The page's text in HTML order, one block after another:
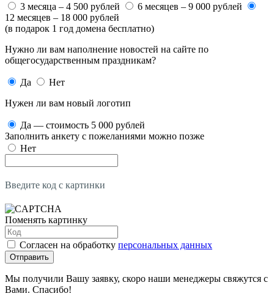
3 месяца – 4 500 рублей
6 месяцев – 9 000 рублей
12 месяцев – 18 000 рублей
(в подарок 1 год домена бесплатно)
Нужно ли вам наполнение новостей на сайте по
общегосударственным праздникам?
Да
Нет
Нужен ли вам новый логотип
Да — стоимость 5 000 рублей
Заполнить анкету с пожеланиями можно позже
Нет
Введите код с картинки
Поменять картинку
Согласен на обработку персональных данных
Отправить
Мы получили Вашу заявку, скоро наши менеджеры свяжутся с
Вами. Спасибо!